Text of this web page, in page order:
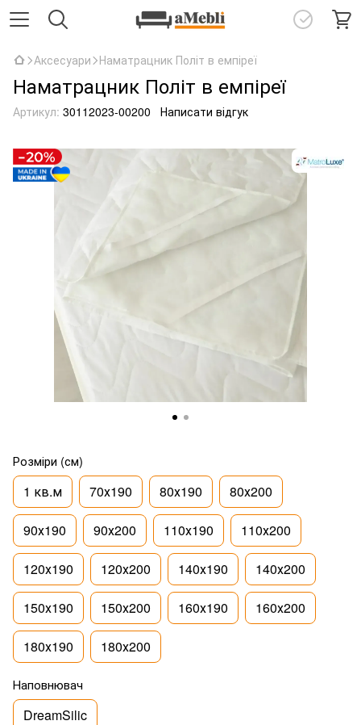
Аксесуари Наматрацник Політ в емпіреї
Наматрацник Політ в емпіреї
Артикул: 30112023-00200 Написати відгук
Розміри (см)
1 кв.м 70х190 80х190 80х200
90х190 90х200 110х190 110х200
120х190 120х200 140х190 140х200
150х190 150х200 160х190 160х200
180х190 180х200
Наповнювач
DreamSilic